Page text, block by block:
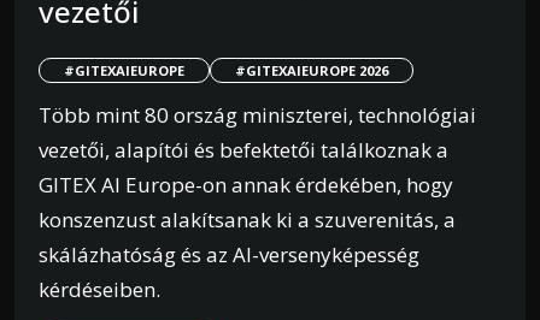
vezetői
#GITEXAIEUROPE #GITEXAIEUROPE 2026
Több mint 80 ország miniszterei, technológiai
vezetői, alapítói és befektetői találkoznak a
GITEX AI Europe-on annak érdekében, hogy
konszenzust alakítsanak ki a szuverenitás, a
skálázhatóság és az AI-versenyképesség
kérdéseiben.